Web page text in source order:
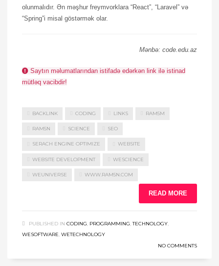
olunmalıdır. Ən məşhur freymvorklara “React”, “Laravel” və
“Spring”i misal göstərmək olar.
Mənbə: code.edu.az
Saytın məlumatlarından istifadə edərkən link ilə istinad
mütləq vacibdir!
BACKLINK CODING LINKS RAM5M
RAM5N SCIENCE SEO
SERACH ENGINE OPTIMIZE WEBSITE
WEBSITE DEVELOPMENT WESCIENCE
WEUNIVERSE WWW.RAM5N.COM
READ MORE
PUBLISHED IN CODING, PROGRAMMING,TECHNOLOGY,
WESOFTWARE, WETECHNOLOGY
NO COMMENTS